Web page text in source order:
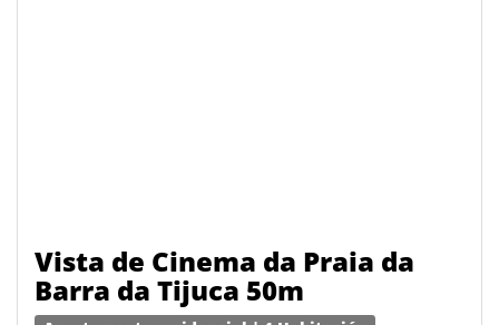
Vista de Cinema da Praia da
Barra da Tijuca 50m